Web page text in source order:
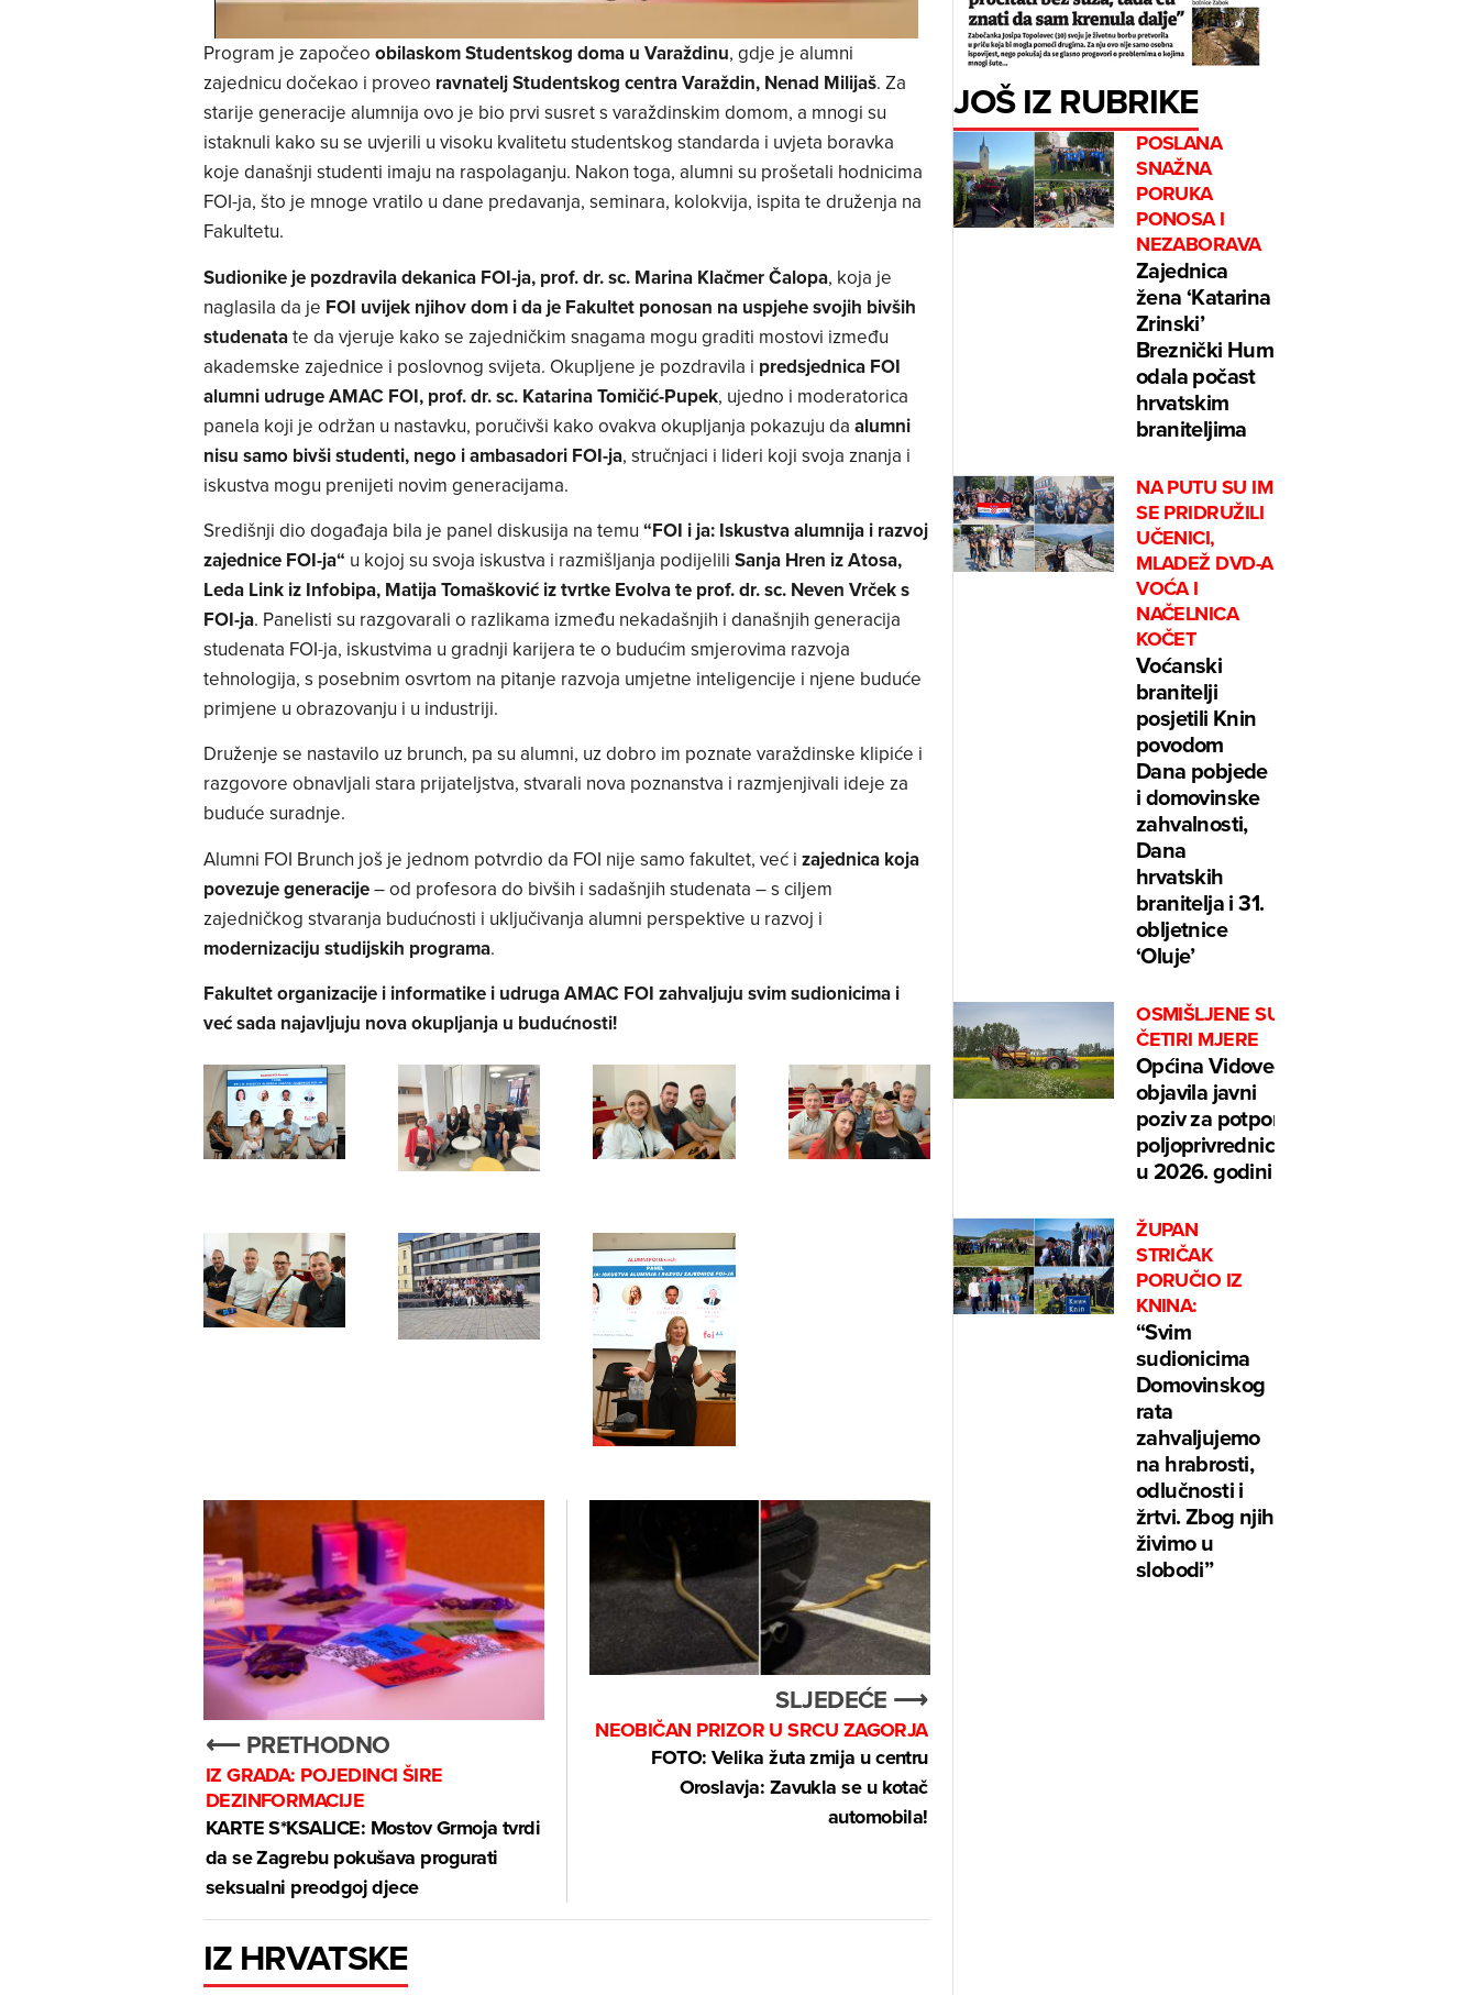
Program je započeo obilaskom Studentskog doma u Varaždinu, gdje je alumni
zajednicu dočekao i proveo ravnatelj Studentskog centra Varaždin, Nenad Milijaš. Za
starije generacije alumnija ovo je bio prvi susret s varaždinskim domom, a mnogi su
istaknuli kako su se uvjerili u visoku kvalitetu studentskog standarda i uvjeta boravka
koje današnji studenti imaju na raspolaganju. Nakon toga, alumni su prošetali hodnicima
FOI-ja, što je mnoge vratilo u dane predavanja, seminara, kolokvija, ispita te druženja na
Fakultetu.
Sudionike je pozdravila dekanica FOI-ja, prof. dr. sc. Marina Klačmer Čalopa, koja je
naglasila da je FOI uvijek njihov dom i da je Fakultet ponosan na uspjehe svojih bivših
studenatate da vjeruje kako se zajedničkim snagama mogu graditi mostovi između
akademske zajednice i poslovnog svijeta. Okupljene je pozdravila i predsjednica FOI
alumni udruge AMAC FOI, prof. dr. sc. Katarina Tomičić-Pupek, ujedno i moderatorica
panela koji je održan u nastavku, poručivši kako ovakva okupljanja pokazuju da alumni
nisu samo bivši studenti, nego i ambasadori FOI-ja, stručnjaci i lideri koji svoja znanja i
iskustva mogu prenijeti novim generacijama.
Središnji dio događaja bila je panel diskusija na temu “FOI i ja: Iskustva alumnija i razvoj
zajednice FOI-ja“ u kojoj su svoja iskustva i razmišljanja podijelili Sanja Hren iz Atosa,
Leda Link iz Infobipa, Matija Tomašković iz tvrtke Evolva te prof. dr. sc. Neven Vrček s
FOI-ja. Panelisti su razgovarali o razlikama između nekadašnjih i današnjih generacija
studenata FOI-ja, iskustvima u gradnji karijera te o budućim smjerovima razvoja
tehnologija, s posebnim osvrtom na pitanje razvoja umjetne inteligencije i njene buduće
primjene u obrazovanju i u industriji.
Druženje se nastavilo uz brunch, pa su alumni, uz dobro im poznate varaždinske klipiće i
razgovore obnavljali stara prijateljstva, stvarali nova poznanstva i razmjenjivali ideje za
buduće suradnje.
Alumni FOI Brunch još je jednom potvrdio da FOI nije samo fakultet, već i zajednica koja
povezuje generacije– od profesora do bivših i sadašnjih studenata – s ciljem
zajedničkog stvaranja budućnosti i uključivanja alumni perspektive u razvoj i
modernizaciju studijskih programa.
Fakultet organizacije i informatike i udruga AMAC FOI zahvaljuju svim sudionicima i
već sada najavljuju nova okupljanja u budućnosti!
⟵ PRETHODNO
IZ GRADA: POJEDINCI ŠIRE
DEZINFORMACIJE
KARTE S*KSALICE: Mostov Grmoja tvrdi
da se Zagrebu pokušava progurati
seksualni preodgoj djece
SLJEDEĆE ⟶
NEOBIČAN PRIZOR U SRCU ZAGORJA
FOTO: Velika žuta zmija u centru
Oroslavja: Zavukla se u kotač
automobila!
IZ HRVATSKE
JOŠ IZ RUBRIKE
POSLANA
SNAŽNA
PORUKA
PONOSA I
NEZABORAVA
Zajednica
žena ‘Katarina
Zrinski’
Breznički Hum
odala počast
hrvatskim
braniteljima
NA PUTU SU IM
SE PRIDRUŽILI
UČENICI,
MLADEŽ DVD-A
VOĆA I
NAČELNICA
KOČET
Voćanski
branitelji
posjetili Knin
povodom
Dana pobjede
i domovinske
zahvalnosti,
Dana
hrvatskih
branitelja i 31.
obljetnice
‘Oluje’
OSMIŠLJENE SU
ČETIRI MJERE
Općina Vidovec
objavila javni
poziv za potpore
poljoprivrednicima
u 2026. godini
ŽUPAN
STRIČAK
PORUČIO IZ
KNINA:
“Svim
sudionicima
Domovinskog
rata
zahvaljujemo
na hrabrosti,
odlučnosti i
žrtvi. Zbog njih
živimo u
slobodi”